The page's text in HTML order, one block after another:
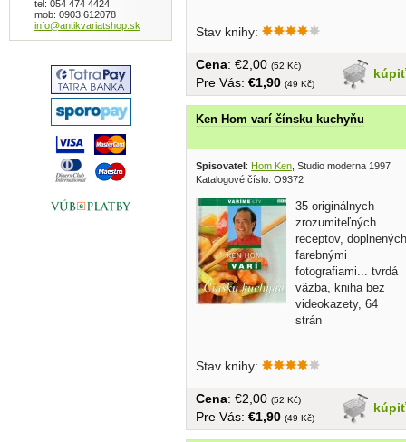
Stav knihy:
kúpiť
Cena: €2,00 (52 Kč)
Pre Vás: €1,90 (49 Kč)
Ken Hom varí čínsku kuchyňu
Spisovatel: Hom Ken , Studio moderna 1997
Katalogové číslo: O9372
35 originálnych
zrozumiteľných
receptov, doplnených
farebnými
fotografiami... tvrdá
väzba, kniha bez
videokazety, 64
strán
Stav knihy:
kúpiť
Cena: €2,00 (52 Kč)
Pre Vás: €1,90 (49 Kč)
tel: 054 474 4424
mob: 0903 612078
info@antikvariatshop.sk